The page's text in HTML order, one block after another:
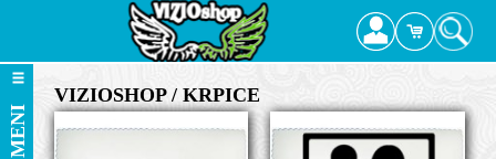
MENI
VIZIOSHOP / KRPICE